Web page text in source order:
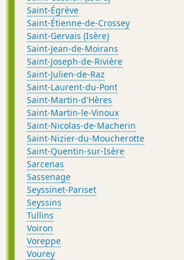
Saint-Égrève
Saint-Étienne-de-Crossey
Saint-Gervais (Isère)
Saint-Jean-de-Moirans
Saint-Joseph-de-Rivière
Saint-Julien-de-Raz
Saint-Laurent-du-Pont
Saint-Martin-d'Hères
Saint-Martin-le-Vinoux
Saint-Nicolas-de-Macherin
Saint-Nizier-du-Moucherotte
Saint-Quentin-sur-Isère
Sarcenas
Sassenage
Seyssinet-Pariset
Seyssins
Tullins
Voiron
Voreppe
Vourey